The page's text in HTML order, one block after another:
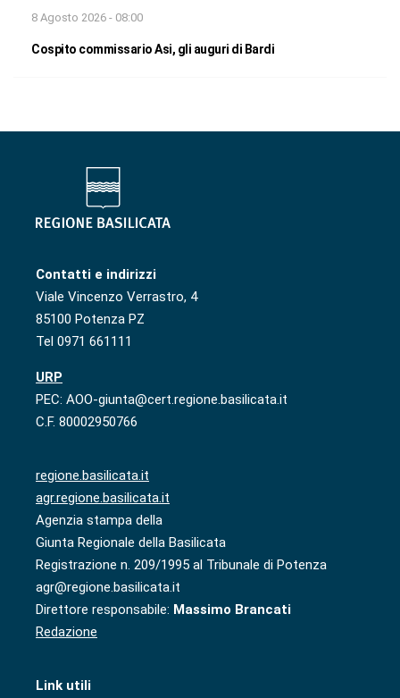
8 Agosto 2026 - 08:00
Cospito commissario Asi, gli auguri di Bardi
Contatti e indirizzi
Viale Vincenzo Verrastro, 4
85100 Potenza PZ
Tel 0971 661111
URP
PEC: AOO-giunta@cert.regione.basilicata.it
C.F. 80002950766
regione.basilicata.it
agr.regione.basilicata.it
Agenzia stampa della
Giunta Regionale della Basilicata
Registrazione n. 209/1995 al Tribunale di Potenza
agr@regione.basilicata.it
Direttore responsabile: Massimo Brancati
Redazione
Link utili